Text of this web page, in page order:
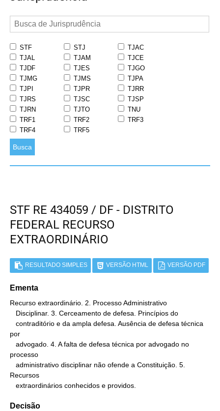
STF STJ
TJAC
TJAL
TJAM
TJCE
TJDF
TJES
TJGO
TJMG
TJMS
TJPA
TJPI
TJPR
TJRR
TJRS
TJSC
TJSP
TJRN
TJTO
TNU
TRF1
TRF2
TRF3
TRF4
TRF5
Busca
STF RE 434059 / DF - DISTRITO
FEDERAL RECURSO
EXTRAORDINÁRIO
RESULTADO SIMPLES VERSÃO HTML VERSÃO PDF
Ementa
Recurso extraordinário. 2. Processo Administrativo
por
processo
Recursos
   extraordinários conhecidos e providos.
Decisão